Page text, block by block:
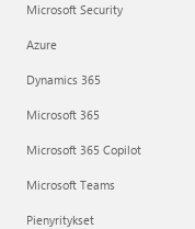
Microsoft Security
Azure
Dynamics 365
Microsoft 365
Microsoft 365 Copilot
Microsoft Teams
Pienyritykset